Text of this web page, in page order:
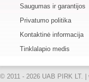
Saugumas ir garantijos
Privatumo politika
Kontaktinė informacija
Tinklalapio medis
© 2011 - 2026 UAB PIRK LT. |